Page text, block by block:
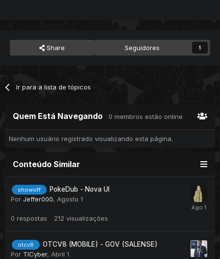
Share Seguidores 1
Ir para a lista de tópicos
Quem Está Navegando 0 membros estão online
Nenhum usuário registrado visualizando esta página.
Conteúdo Similar
showoff
PokeDub - Nova UI
Por Jeffer000, Agosto 1
0 respostas 212 visualizações
otcv8
OTCV8 (MOBILE) - GOV (SALENSE)
Por TICyber, Abril 1